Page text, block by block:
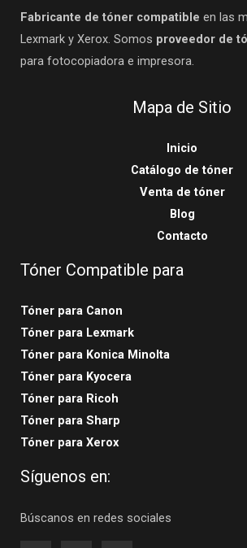
Fabricante de tóner compatible en las
Lexmark y Xerox. Somos proveedor de
para fotocopiadora e impresora.
Mapa de Sitio
Inicio
Catálogo de tóner
Venta de tóner
Blog
Contacto
Tóner Compatible para
Tóner para Canon
Tóner para Lexmark
Tóner para Konica Minolta
Tóner para Kyocera
Tóner para Ricoh
Tóner para Sharp
Tóner para Xerox
Síguenos en:
Búscanos en redes sociales